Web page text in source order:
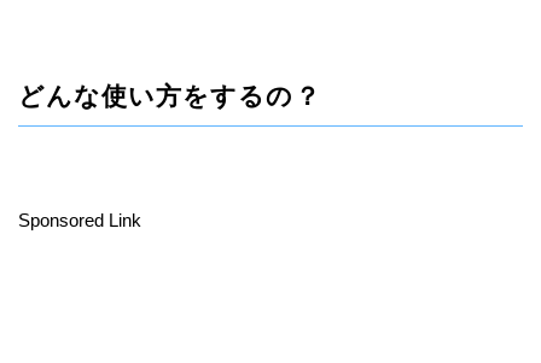
どんな使い方をするの？
Sponsored Link